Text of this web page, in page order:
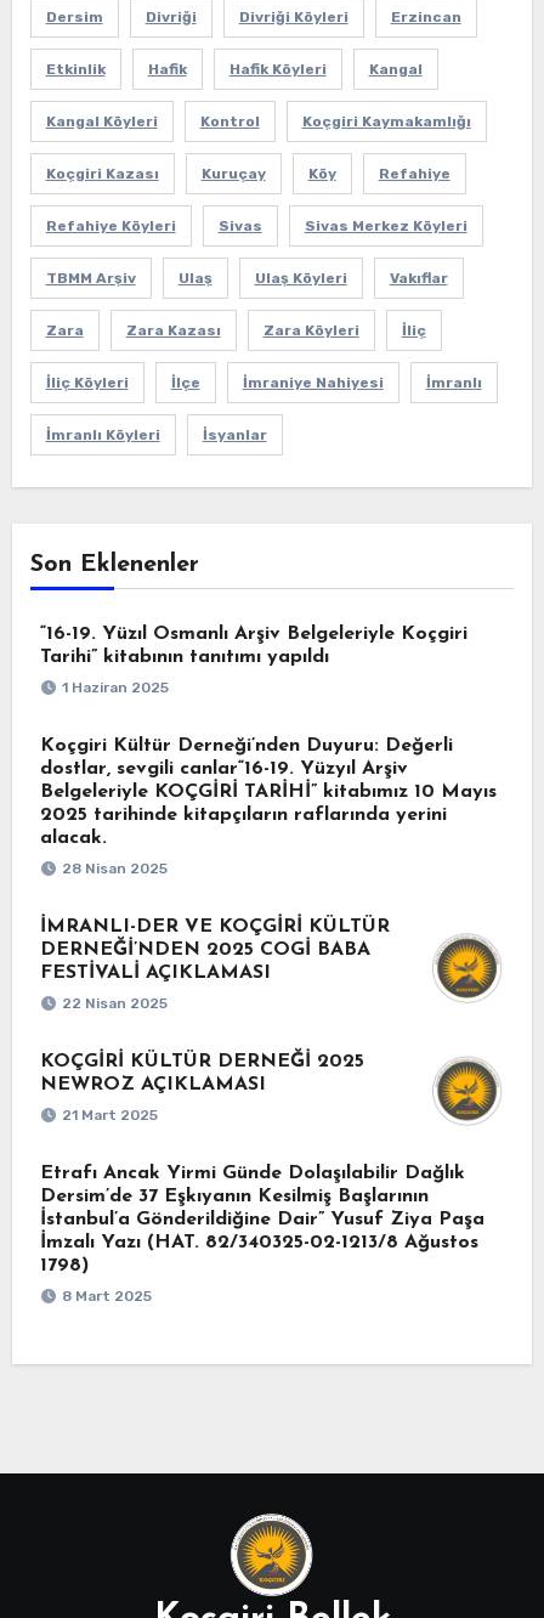
Dersim Divriği Divriği Köyleri Erzincan
Etkinlik Hafik Hafik Köyleri Kangal
Kangal Köyleri Kontrol Koçgiri Kaymakamlığı
Koçgiri Kazası Kuruçay Köy Refahiye
Refahiye Köyleri Sivas Sivas Merkez Köyleri
TBMM Arşiv Ulaş Ulaş Köyleri Vakıflar
Zara Zara Kazası Zara Köyleri İliç
İliç Köyleri İlçe İmraniye Nahiyesi İmranlı
İmranlı Köyleri İsyanlar
Son Eklenenler
“16-19. Yüzıl Osmanlı Arşiv Belgeleriyle Koçgiri
Tarihi” kitabının tanıtımı yapıldı
1 Haziran 2025
Koçgiri Kültür Derneği’nden Duyuru: Değerli
dostlar, sevgili canlar“16-19. Yüzyıl Arşiv
Belgeleriyle KOÇGİRİ TARİHİ” kitabımız 10 Mayıs
2025 tarihinde kitapçıların raflarında yerini
alacak.
28 Nisan 2025
İMRANLI-DER VE KOÇGİRİ KÜLTÜR
DERNEĞİ’NDEN 2025 COGİ BABA
FESTİVALİ AÇIKLAMASI
22 Nisan 2025
KOÇGİRİ KÜLTÜR DERNEĞİ 2025
NEWROZ AÇIKLAMASI
21 Mart 2025
Etrafı Ancak Yirmi Günde Dolaşılabilir Dağlık
Dersim’de 37 Eşkıyanın Kesilmiş Başlarının
İstanbul’a Gönderildiğine Dair” Yusuf Ziya Paşa
İmzalı Yazı (HAT. 82/340325-02-1213/8 Ağustos
1798)
8 Mart 2025